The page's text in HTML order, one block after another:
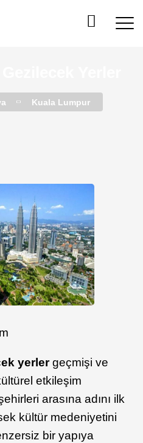
Kuala Lumpur
yerlergeçmişi ve
etkileşim
arasına adını ilk
kültür medeniyetini
bir yapıya